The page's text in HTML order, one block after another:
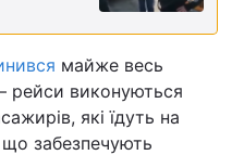
майже весь
рейси виконуються
які їдуть на
забезпечують